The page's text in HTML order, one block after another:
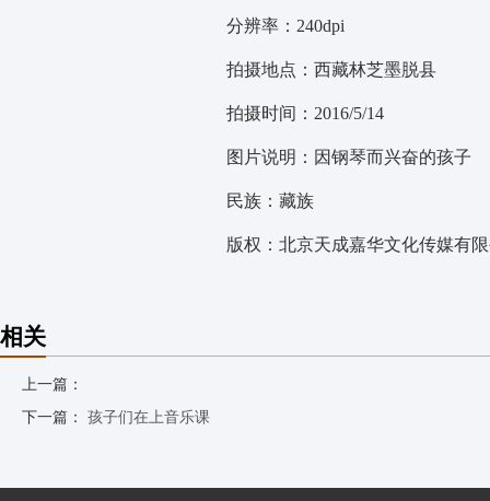
分辨率：240dpi
拍摄地点：西藏林芝墨脱县
拍摄时间：2016/5/14
图片说明：因钢琴而兴奋的孩子
民族：藏族
版权：北京天成嘉华文化传媒有限
相关
上一篇：
下一篇： 孩子们在上音乐课